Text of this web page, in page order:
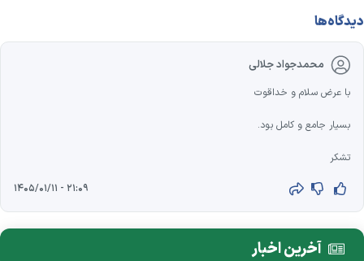
دیدگاه‌ها
محمدجواد جلالی
با عرض سلام و خداقوت
بسیار جامع و کامل بود.
تشکر
۲۱:۰۹ - ۱۴۰۵/۰۱/۱۱
آخرین اخبار